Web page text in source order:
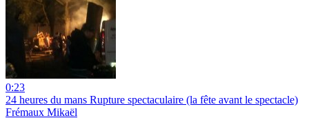
0:23
24 heures du mans Rupture spectaculaire (la fête avant le spectacle)
Frémaux Mikaël